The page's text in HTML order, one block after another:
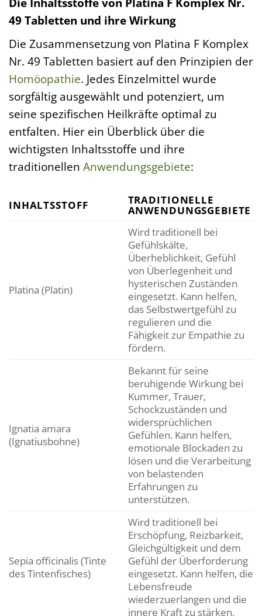
49 Tabletten und ihre Wirkung
Die Zusammensetzung von Platina F Komplex
Nr. 49 Tabletten basiert auf den Prinzipien der
Homöopathie. Jedes Einzelmittel wurde
sorgfältig ausgewählt und potenziert, um
seine spezifischen Heilkräfte optimal zu
entfalten. Hier ein Überblick über die
wichtigsten Inhaltsstoffe und ihre
traditionellen Anwendungsgebiete:
INHALTSSTOFF TRADITIONELLE
ANWENDUNGSGEBIETE
Platina (Platin)
Wird traditionell bei
Gefühlskälte,
Überheblichkeit, Gefühl
von Überlegenheit und
hysterischen Zuständen
eingesetzt. Kann helfen,
das Selbstwertgefühl zu
regulieren und die
Fähigkeit zur Empathie zu
fördern.
Ignatia amara
(Ignatiusbohne)
Bekannt für seine
beruhigende Wirkung bei
Kummer, Trauer,
Schockzuständen und
widersprüchlichen
Gefühlen. Kann helfen,
emotionale Blockaden zu
lösen und die Verarbeitung
von belastenden
Erfahrungen zu
unterstützen.
Sepia officinalis (Tinte
des Tintenfisches)
Wird traditionell bei
Erschöpfung, Reizbarkeit,
Gleichgültigkeit und dem
Gefühl der Überforderung
eingesetzt. Kann helfen, die
Lebensfreude
wiederzuerlangen und die
innere Kraft zu stärken.